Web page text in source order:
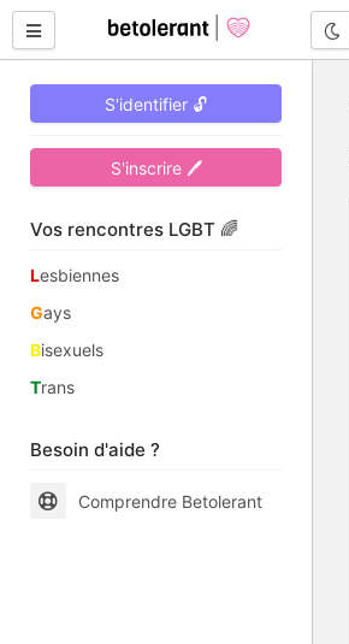
S'identifier 🔓
S'inscrire 🖊
Vos rencontres LGBT 🌈
Lesbiennes
Gays
Bisexuels
Trans
Besoin d'aide ?
Comprendre Betolerant